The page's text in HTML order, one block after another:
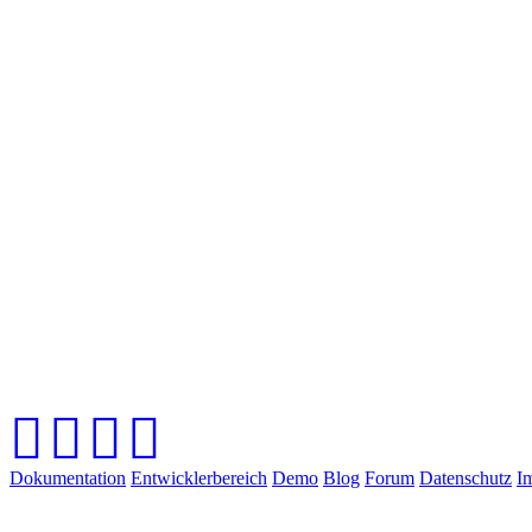
Dokumentation Entwicklerbereich Demo Blog Forum Datenschutz